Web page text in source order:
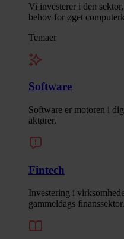
Vi investerer i den
behov for øget
Temaer
Software
Software er motoren i
aktører.
Fintech
Investering i
gammeldags finanssektor.